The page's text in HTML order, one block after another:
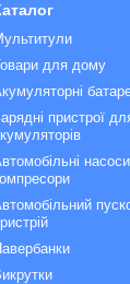
для дому
пристрої